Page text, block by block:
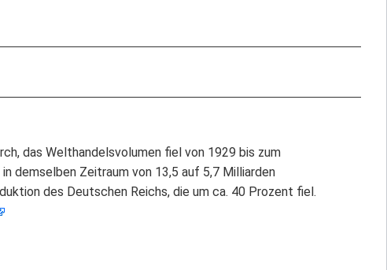
das Welthandelsvolumen fiel von 1929 bis zum
demselben Zeitraum von 13,5 auf 5,7 Milliarden
des Deutschen Reichs, die um ca. 40 Prozent fiel.